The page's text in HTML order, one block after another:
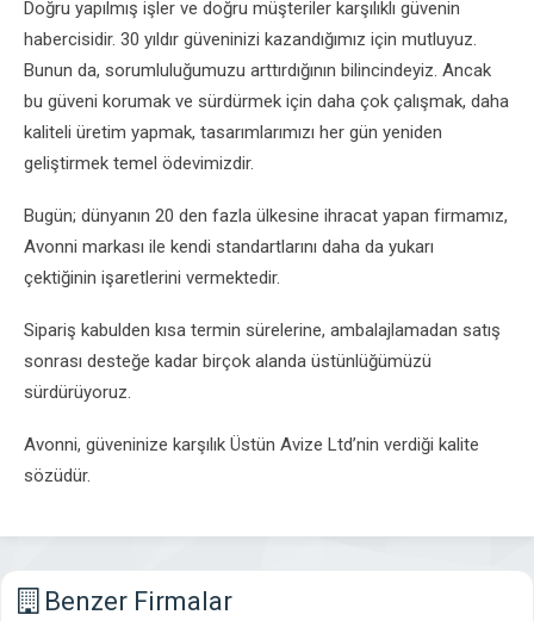
Doğru yapılmış işler ve doğru müşteriler karşılıklı güvenin
habercisidir. 30 yıldır güveninizi kazandığımız için mutluyuz.
Bunun da, sorumluluğumuzu arttırdığının bilincindeyiz. Ancak
bu güveni korumak ve sürdürmek için daha çok çalışmak, daha
kaliteli üretim yapmak, tasarımlarımızı her gün yeniden
geliştirmek temel ödevimizdir.
Bugün; dünyanın 20 den fazla ülkesine ihracat yapan firmamız,
Avonni markası ile kendi standartlarını daha da yukarı
çektiğinin işaretlerini vermektedir.
Sipariş kabulden kısa termin sürelerine, ambalajlamadan satış
sonrası desteğe kadar birçok alanda üstünlüğümüzü
sürdürüyoruz.
Avonni, güveninize karşılık Üstün Avize Ltd’nin verdiği kalite
sözüdür.
Benzer Firmalar